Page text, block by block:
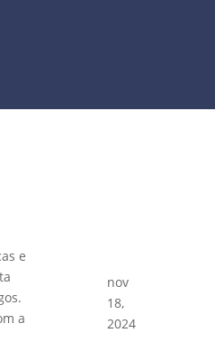
e
a
nov
18,
2024